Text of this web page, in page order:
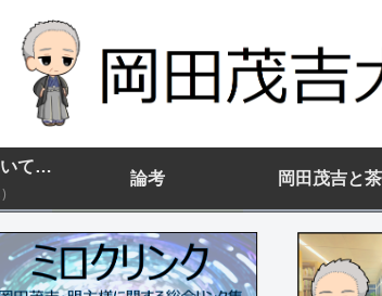
岡田茂吉大学について(まずはココから)
論考 岡田茂吉と